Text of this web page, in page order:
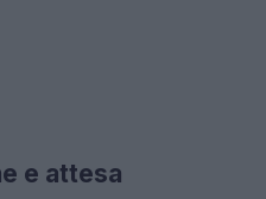
e attesa